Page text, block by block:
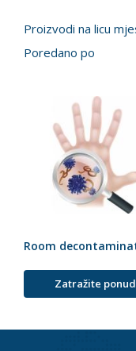
Proizvodi na licu
Poredano po
Room
Zatražite